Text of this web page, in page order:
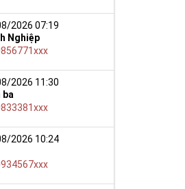
2026 07:19
Nghiệp
2026 11:30
ba
2026 10:24